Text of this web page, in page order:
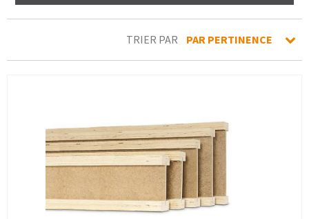
TRIER PAR PAR PERTINENCE